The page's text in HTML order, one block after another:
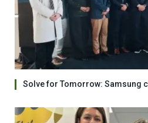
Solve for Tomorrow: Samsung